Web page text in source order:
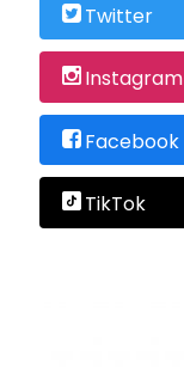
Twitter
Instagram
Facebook
TikTok